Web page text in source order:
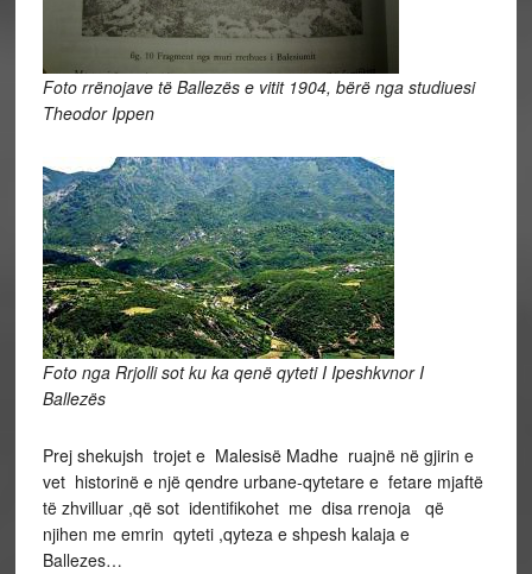
Foto rrënojave të Ballezës e vitit 1904, bërë nga studiuesi
Theodor Ippen
Foto nga Rrjolli sot ku ka qenë qyteti I Ipeshkvnor I
Ballezës
Prej shekujsh trojet e Malesisë Madhe ruajnë në gjirin e
vet historinë e një qendre urbane-qytetare e fetare mjaftë
të zhvilluar ,që sot identifikohet me disa rrenoja që
njihen me emrin qyteti ,qyteza e shpesh kalaja e
Ballezes…